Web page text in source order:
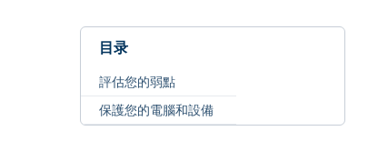
目录
評估您的弱點
保護您的電腦和設備